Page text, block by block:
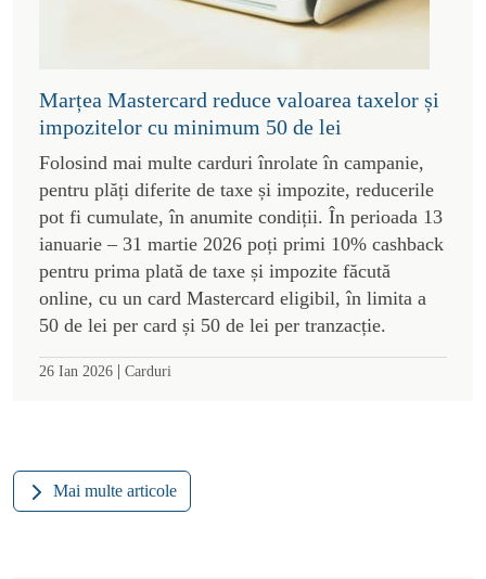
Marțea Mastercard reduce valoarea taxelor și
impozitelor cu minimum 50 de lei
Folosind mai multe carduri înrolate în campanie,
pentru plăți diferite de taxe și impozite, reducerile
pot fi cumulate, în anumite condiții. În perioada 13
ianuarie – 31 martie 2026 poți primi 10% cashback
pentru prima plată de taxe și impozite făcută
online, cu un card Mastercard eligibil, în limita a
50 de lei per card și 50 de lei per tranzacție.
26 Ian 2026 | Carduri
Mai multe articole